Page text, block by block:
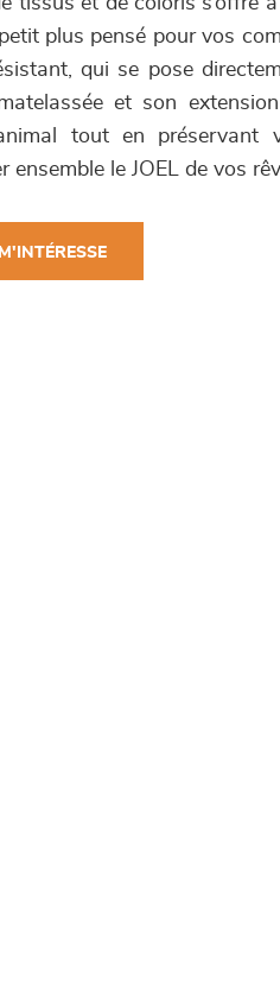
plus pensé pour vos
qui se pose
et son
tout en préservant
ensemble le JOEL de vos